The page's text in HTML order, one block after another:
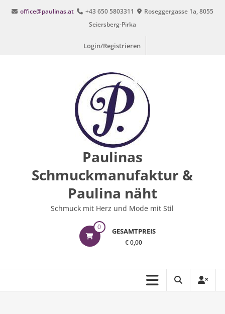
Inhalt
office@paulinas.at +43 650 5803311
Roseggergasse 1a, 8055
Seiersberg-Pirka
Login/Registrieren
Paulinas
Schmuckmanufaktur &
Paulina näht
Schmuck mit Herz und Mode mit Stil
0 GESAMTPREIS
€ 0,00